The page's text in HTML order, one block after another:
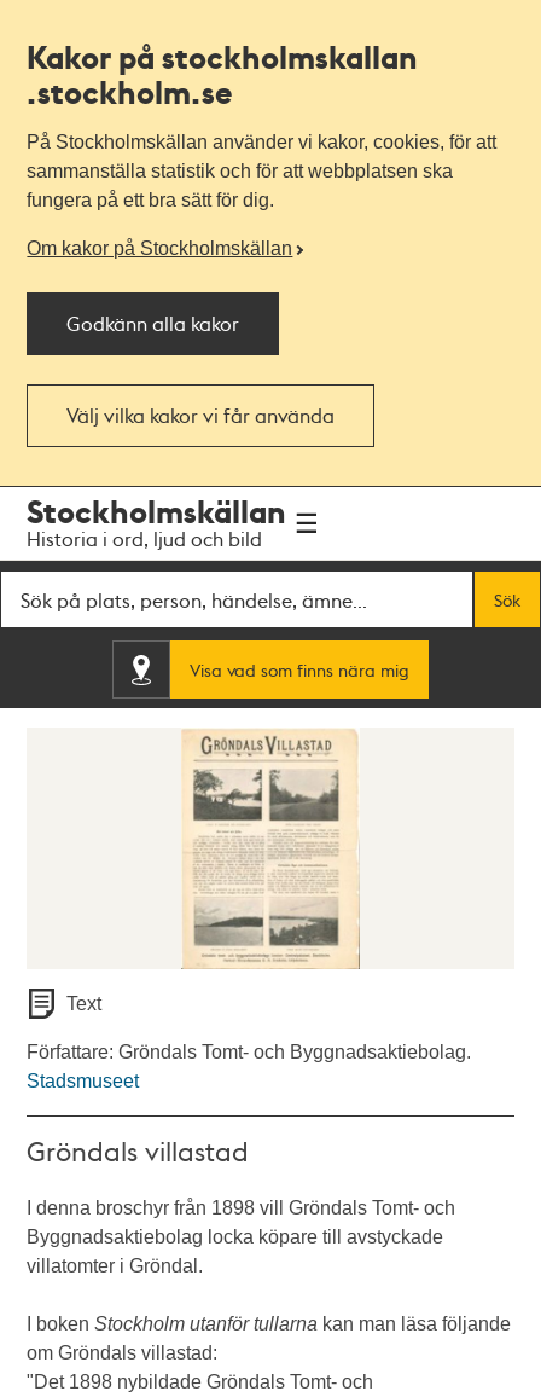
Kakor på stockholmskallan
.stockholm.se
På Stockholmskällan använder vi kakor, cookies, för att
sammanställa statistik och för att webbplatsen ska
fungera på ett bra sätt för dig.
Om kakor på Stockholmskällan
Godkänn alla kakor
Välj vilka kakor vi får använda
navigationen
huvudinnehållet
Stockholmskällan
Historia i ord, ljud och bild
Sök
Visa vad som finns nära mig
Text
Författare: Gröndals Tomt- och Byggnadsaktiebolag.
Stadsmuseet
Gröndals villastad
I denna broschyr från 1898 vill Gröndals Tomt- och
Byggnadsaktiebolag locka köpare till avstyckade
villatomter i Gröndal.
I bokenStockholm utanför tullarna kan man läsa följande
om Gröndals villastad:
"Det 1898 nybildade Gröndals Tomt- och